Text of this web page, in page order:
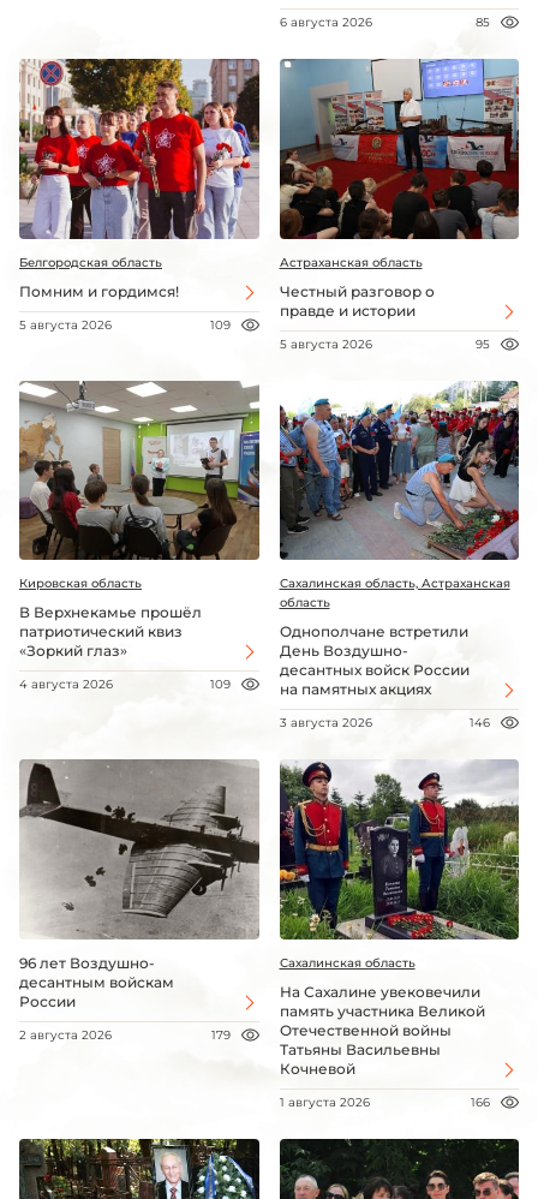
6 августа 2026 85
Белгородская область
Помним и гордимся!
5 августа 2026 109
Астраханская область
Честный разговор о
правде и истории
5 августа 2026 95
Кировская область
В Верхнекамье прошёл
патриотический квиз
«Зоркий глаз»
4 августа 2026 109
Сахалинская область, Астраханская
область
Однополчане встретили
День Воздушно-
десантных войск России
на памятных акциях
3 августа 2026 146
96 лет Воздушно-
десантным войскам
России
2 августа 2026 179
Сахалинская область
На Сахалине увековечили
память участника Великой
Отечественной войны
Татьяны Васильевны
Кочневой
1 августа 2026 166